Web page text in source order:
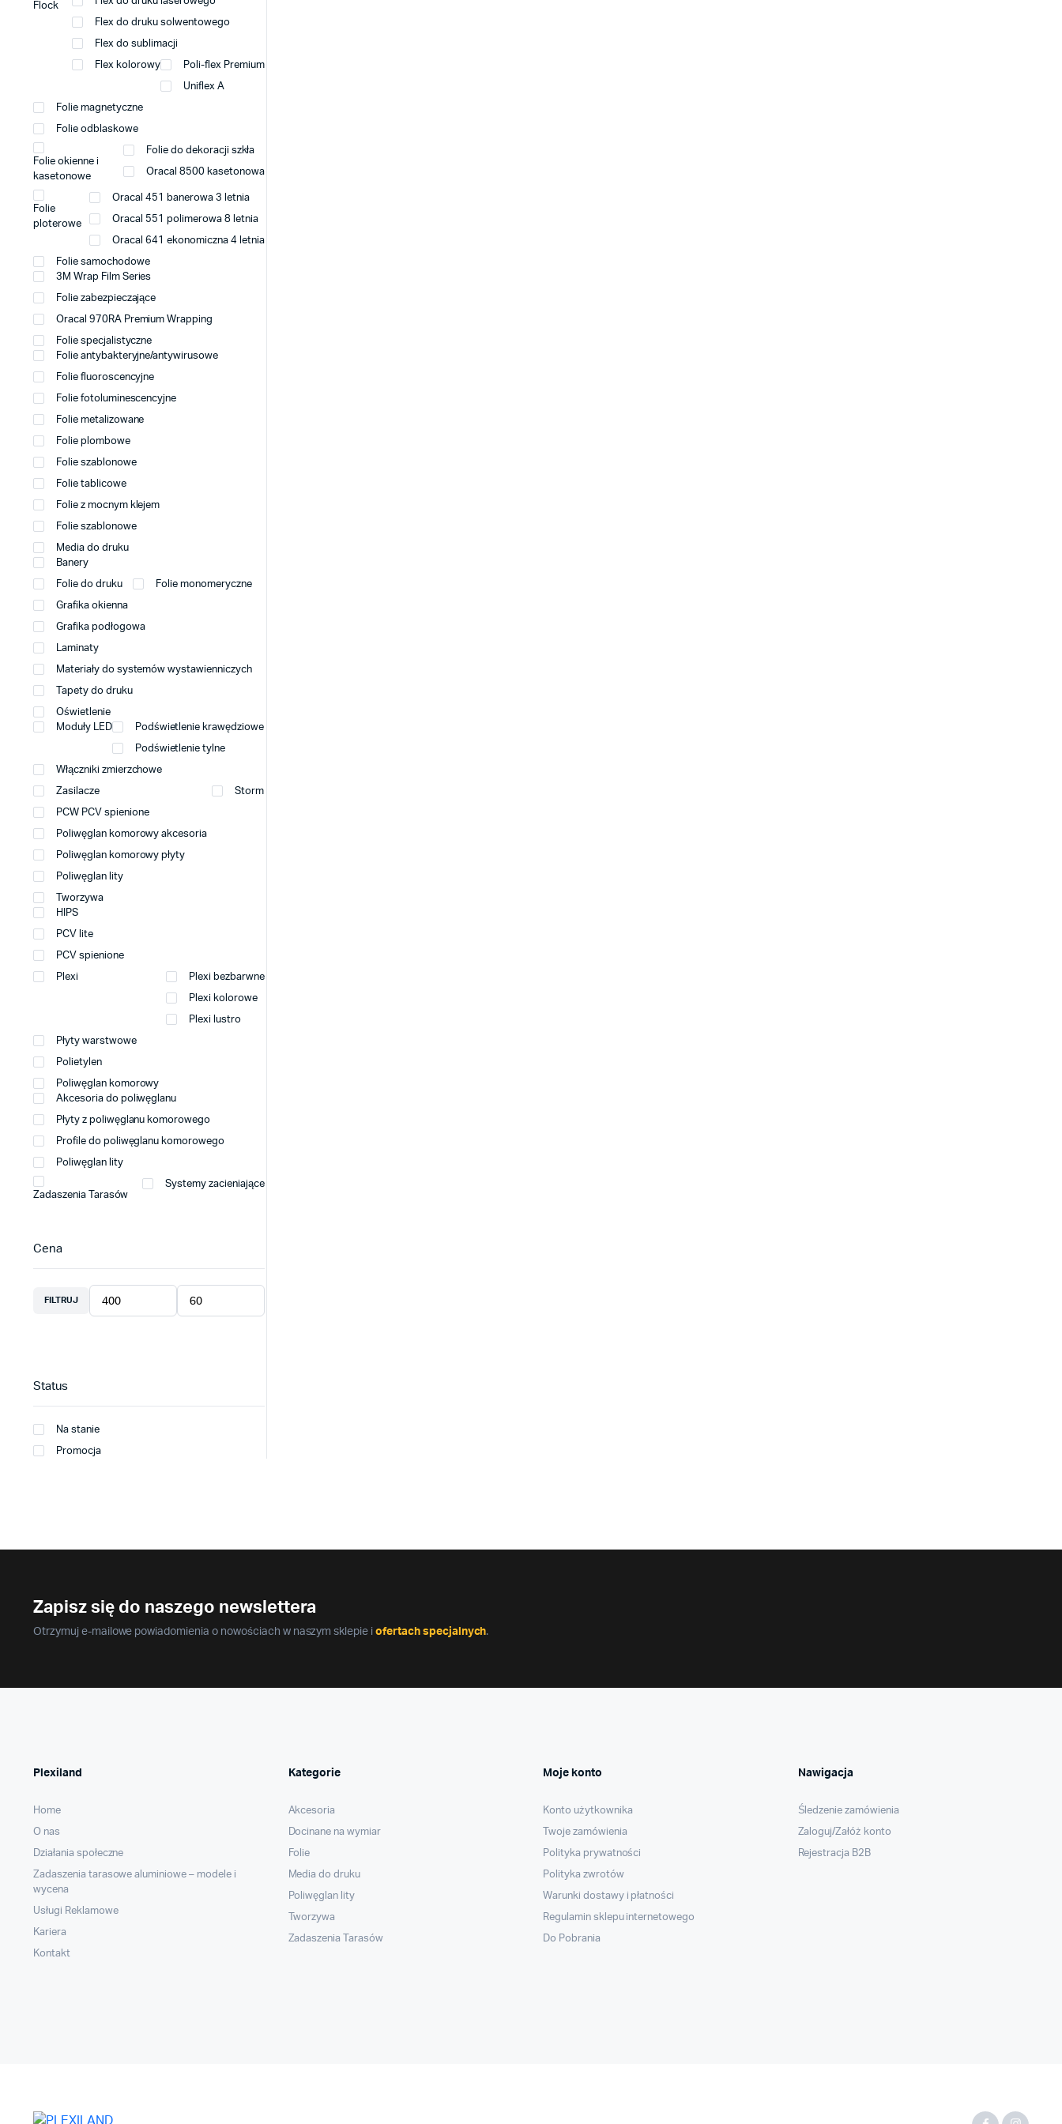
Flock
Flex do druku solwentowego
Flex do sublimacji
Flex kolorowy Poli-flex Premium
Uniflex A
Folie magnetyczne
Folie odblaskowe
Folie okienne i
kasetonowe
Folie do dekoracji szkła
Oracal 8500 kasetonowa
Folie
ploterowe
Oracal 451 banerowa 3 letnia
Oracal 551 polimerowa 8 letnia
Oracal 641 ekonomiczna 4 letnia
Folie samochodowe
3M Wrap Film Series
Folie zabezpieczające
Oracal 970RA Premium Wrapping
Folie specjalistyczne
Folie antybakteryjne/antywirusowe
Folie fluoroscencyjne
Folie fotoluminescencyjne
Folie metalizowane
Folie plombowe
Folie szablonowe
Folie tablicowe
Folie z mocnym klejem
Folie szablonowe
Media do druku
Banery
Folie do druku Folie monomeryczne
Grafika okienna
Grafika podłogowa
Laminaty
Materiały do systemów wystawienniczych
Tapety do druku
Oświetlenie
Moduły LED
Podświetlenie krawędziowe
Podświetlenie tylne
Włączniki zmierzchowe
Zasilacze Storm
PCW PCV spienione
Poliwęglan komorowy akcesoria
Poliwęglan komorowy płyty
Poliwęglan lity
Tworzywa
HIPS
PCV lite
PCV spienione
Plexi Plexi bezbarwne
Plexi kolorowe
Plexi lustro
Płyty warstwowe
Polietylen
Poliwęglan komorowy
Akcesoria do poliwęglanu
Płyty z poliwęglanu komorowego
Profile do poliwęglanu komorowego
Poliwęglan lity
Zadaszenia Tarasów
Systemy zacieniające
Cena
FILTRUJ
Status
Na stanie
Promocja
Zapisz się do naszego newslettera
Otrzymuj e-mailowe powiadomienia o nowościach w naszym sklepie iofertach specjalnych.
Plexiland
Home
O nas
Działania społeczne
Zadaszenia tarasowe aluminiowe – modele i
wycena
Usługi Reklamowe
Kariera
Kontakt
Kategorie
Akcesoria
Docinane na wymiar
Folie
Media do druku
Poliwęglan lity
Tworzywa
Zadaszenia Tarasów
Moje konto
Konto użytkownika
Twoje zamówienia
Polityka prywatności
Polityka zwrotów
Warunki dostawy i płatności
Regulamin sklepu internetowego
Do Pobrania
Nawigacja
Śledzenie zamówienia
Zaloguj/Załóż konto
Rejestracja B2B